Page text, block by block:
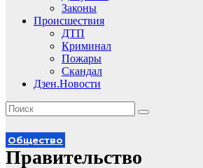
Законы
Происшествия
ДТП
Криминал
Пожары
Скандал
Дзен.Новости
Общество
Правительство